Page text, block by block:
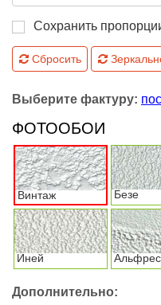
Сохранить
Сбросить
Выберите фактуру:
ФОТООБОИ
Винтаж Безе
Иней
Дополнительно: